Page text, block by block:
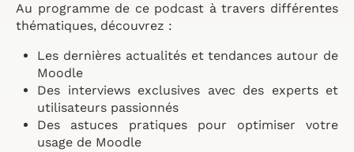
Au programme de ce podcast à travers différentes
thématiques, découvrez :
Les dernières actualités et tendances autour de
Moodle
Des interviews exclusives avec des experts et
utilisateurs passionnés
Des astuces pratiques pour optimiser votre
usage de Moodle